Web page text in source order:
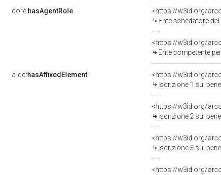
core:hasAgentRole
<https://w3id.org/
Ente schedatore del
<https://w3id.org/
Ente competente
a-dd:hasAffixedElement
<https://w3id.org/
Iscrizione 1 sul
<https://w3id.org/
Iscrizione 2 sul
<https://w3id.org/
Iscrizione 3 sul
<https://w3id.org/